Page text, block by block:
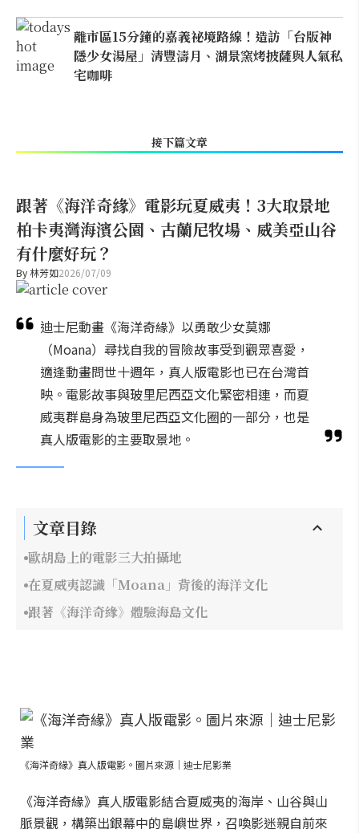
離市區15分鐘的嘉義祕境路線！造訪「台版神
隱少女湯屋」清豐濤月、湖景窯烤披薩與人氣私
宅咖啡
接下篇文章
跟著《海洋奇緣》電影玩夏威夷！3大取景地
柏卡夷灣海濱公園、古蘭尼牧場、威美亞山谷
有什麼好玩？
By林芳如2026/07/09
迪士尼動畫《海洋奇緣》以勇敢少女莫娜
（Moana）尋找自我的冒險故事受到觀眾喜愛，
適逢動畫問世十週年，真人版電影也已在台灣首
映。電影故事與玻里尼西亞文化緊密相連，而夏
威夷群島身為玻里尼西亞文化圈的一部分，也是
真人版電影的主要取景地。
文章目錄
歐胡島上的電影三大拍攝地
在夏威夷認識「Moana」背後的海洋文化
跟著《海洋奇緣》體驗海島文化
《海洋奇緣》真人版電影。圖片來源｜迪士尼影業
《海洋奇緣》真人版電影結合夏威夷的海岸、山谷與山
脈景觀，構築出銀幕中的島嶼世界，召喚影迷親自前來